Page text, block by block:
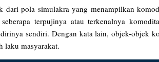
dari pola simulakra yang menampilkan
terpujinya atau terkenalnya
sendiri. Dengan kata lain, objek-objek
laku masyarakat.